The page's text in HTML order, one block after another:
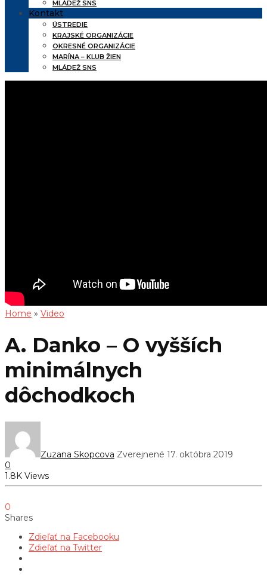
MLÁDEŽ SNS
Kontakt
ÚSTREDIE
KRAJSKÉ ORGANIZÁCIE
OKRESNÉ ORGANIZÁCIE
MARÍNA – KLUB ŽIEN
MLÁDEŽ SNS
Home » Video
A. Danko – O vyšších
minimálnych
dôchodkoch
Zuzana Skopcova Zverejnené 17. októbra 2019
0
1.8K Views
0
Shares
Zdieľať na Facebooku
Zdieľať na Twitter